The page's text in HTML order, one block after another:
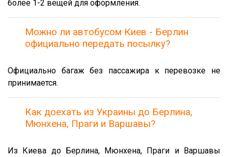
более 1-2 вещей для оформления.
Можно ли автобусом Киев - Берлин
официально передать посылку?
Официально багаж без пассажира к перевозке не
принимается.
Как доехать из Украины до Берлина,
Мюнхена, Праги и Варшавы?
Из Киева до Берлина, Мюнхена, Праги и Варшавы